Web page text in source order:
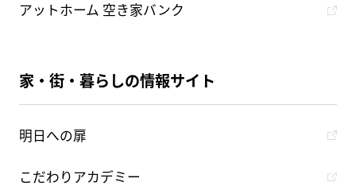
アットホーム 空き家バンク
家・街・暮らしの情報サイト
明日への扉
こだわりアカデミー